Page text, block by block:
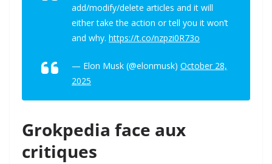
add/modify/delete articles and it will
either take the action or tell you it won’t
and why. https://t.co/nzpzi0R73o
— Elon Musk (@elonmusk) October 28,
2025
Grokpedia face aux
critiques